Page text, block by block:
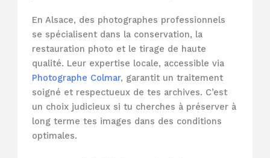
En Alsace, des photographes professionnels
se spécialisent dans la conservation, la
restauration photo et le tirage de haute
qualité. Leur expertise locale, accessible via
Photographe Colmar, garantit un traitement
soigné et respectueux de tes archives. C’est
un choix judicieux si tu cherches à préserver à
long terme tes images dans des conditions
optimales.